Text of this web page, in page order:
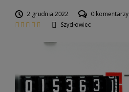
2 grudnia 2022 0 komentarzy
Szydłowiec